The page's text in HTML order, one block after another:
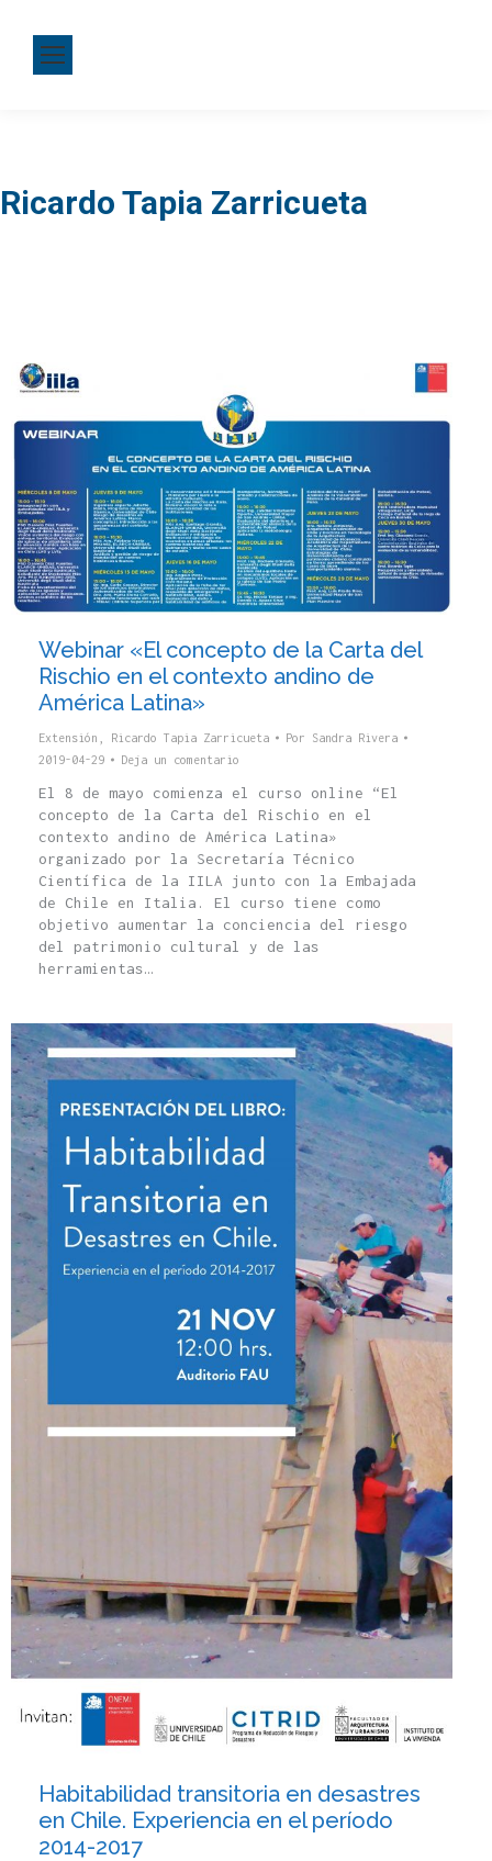
Ricardo Tapia Zarricueta
Webinar «El concepto de la Carta del
Rischio en el contexto andino de
América Latina»
Extensión , Ricardo Tapia Zarricueta Por Sandra Rivera
2019-04-29
Deja un comentario
El 8 de mayo comienza el curso online “El
concepto de la Carta del Rischio en el
contexto andino de América Latina»
organizado por la Secretaría Técnico
Científica de la IILA junto con la Embajada
de Chile en Italia. El curso tiene como
objetivo aumentar la conciencia del riesgo
del patrimonio cultural y de las
herramientas…
Habitabilidad transitoria en desastres
en Chile. Experiencia en el período
2014-2017